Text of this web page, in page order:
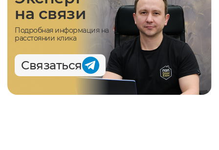
на связи
Подробная информация на
расстоянии клика
Связаться